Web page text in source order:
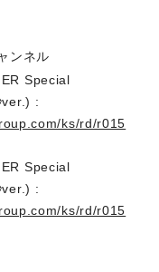
ンネル
Special
:
ks/rd/r015
Special
:
ks/rd/r015